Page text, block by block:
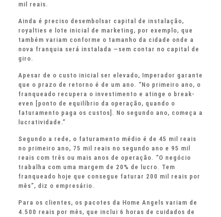
mil reais.
Ainda é preciso desembolsar capital de instalação,
royalties e lote inicial de marketing, por exemplo, que
também variam conforme o tamanho da cidade onde a
nova franquia será instalada —sem contar no capital de
giro.
Apesar de o custo inicial ser elevado, Imperador garante
que o prazo de retorno é de um ano. “No primeiro ano, o
franqueado recupera o investimento e atinge o break-
even [ponto de equilíbrio da operação, quando o
faturamento paga os custos]. No segundo ano, começa a
lucratividade.”
Segundo a rede, o faturamento médio é de 45 mil reais
no primeiro ano, 75 mil reais no segundo ano e 95 mil
reais com três ou mais anos de operação. “O negócio
trabalha com uma margem de 20% de lucro. Tem
franqueado hoje que consegue faturar 200 mil reais por
mês”, diz o empresário.
Para os clientes, os pacotes da Home Angels variam de
4.500 reais por mês, que inclui 6 horas de cuidados de